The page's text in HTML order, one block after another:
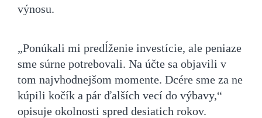
výnosu.
„Ponúkali mi predĺženie investície, ale peniaze
sme súrne potrebovali. Na účte sa objavili v
tom najvhodnejšom momente. Dcére sme za ne
kúpili kočík a pár ďalších vecí do výbavy,“
opisuje okolnosti spred desiatich rokov.